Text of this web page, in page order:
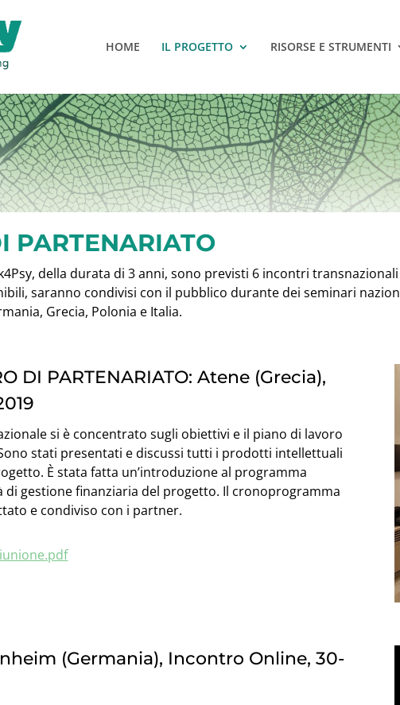
HOME IL PROGETTO RISORSE E STRUMENTI
PARTENARIATO
della durata di 3 anni, sono previsti 6 incontri
saranno condivisi con il pubblico durante dei seminari
Grecia, Polonia e Italia.
DI PARTENARIATO: Atene (Grecia),
si è concentrato sugli obiettivi e il piano di lavoro
stati presentati e discussi tutti i prodotti intellettuali
È stata fatta un’introduzione al programma
di gestione finanziaria del progetto. Il cronoprogramma
e condiviso con i partner.
.pdf
(Germania), Incontro Online, 30-